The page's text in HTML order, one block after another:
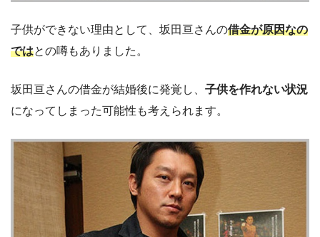
子供ができない理由として、坂田亘さんの借金が原因なの
ではとの噂もありました。
坂田亘さんの借金が結婚後に発覚し、 子供を作れない状況
になってしまった可能性も考えられます。